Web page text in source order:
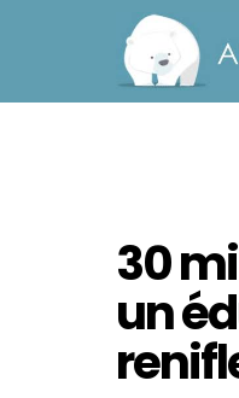
30
un